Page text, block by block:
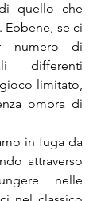
quello che
Ebbene, se ci
numero di
differenti
limitato,
ombra di
in fuga da
attraverso
nelle